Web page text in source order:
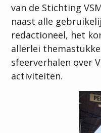
van de Stichting
naast alle
redactioneel, het
allerlei
sfeerverhalen over
activiteiten.